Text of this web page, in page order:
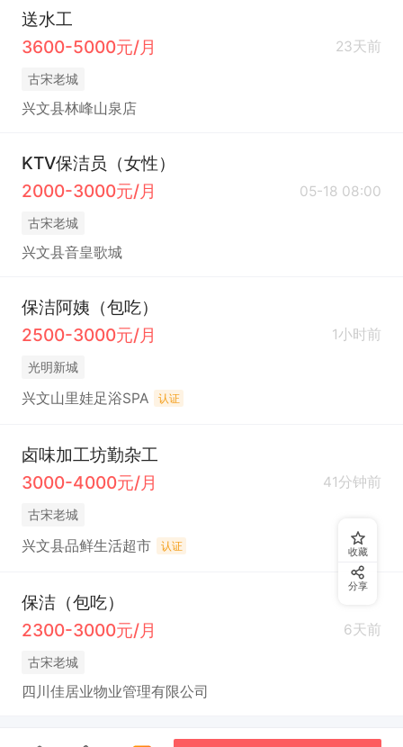
送水工
3600-5000元/月
23天前
古宋老城
兴文县林峰山泉店
KTV保洁员（女性）
2000-3000元/月
05-18 08:00
古宋老城
兴文县音皇歌城
保洁阿姨（包吃）
2500-3000元/月
1小时前
光明新城
兴文山里娃足浴SPA 认证
卤味加工坊勤杂工
3000-4000元/月
41分钟前
古宋老城
兴文县品鲜生活超市 认证
保洁（包吃）
2300-3000元/月
6天前
古宋老城
四川佳居业物业管理有限公司
收藏
分享